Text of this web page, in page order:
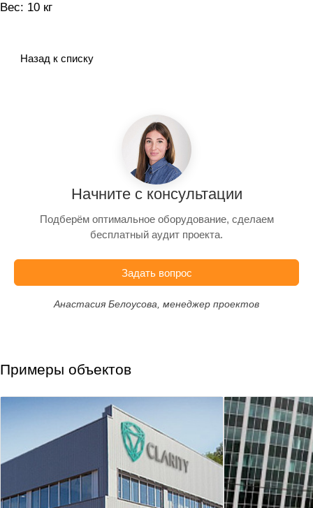
Вес: 10 кг
Назад к списку
Начните с консультации
Подберём оптимальное оборудование, сделаем
бесплатный аудит проекта.
Задать вопрос
Анастасия Белоусова, менеджер проектов
Примеры объектов